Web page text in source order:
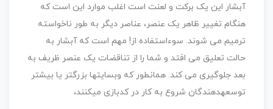
آبشار این یک برکت و لعنت است اغلب موارد این است که
هنگام تغییر ظاهر یک عنصر، عناصر دیگر به طور ناخواسته
ترمیم می شوند. سوءاستفاده از! مهم است که آبشار به
حالت تعلیق می افتد و شما را از تناقضات یک عنصر ظریف به
بعد جلوگیری می کند. همانطور که وبسایتها بزرگتر یا بیشتر
توسعهدهندگان شروع به کار در کدبازی میکنند،